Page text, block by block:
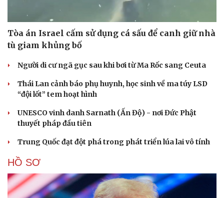
Cải chính
Tòa án Israel cấm sử dụng cá sấu để canh giữ nhà
tù giam khủng bố
Người di cư ngã gục sau khi bơi từ Ma Rốc sang Ceuta
Thái Lan cảnh báo phụ huynh, học sinh về ma túy LSD
“đội lốt” tem hoạt hình
UNESCO vinh danh Sarnath (Ấn Độ) - nơi Đức Phật
thuyết pháp đầu tiên
Trung Quốc đạt đột phá trong phát triển lúa lai vô tính
HỒ SƠ